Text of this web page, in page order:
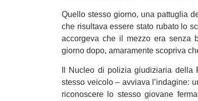
Quello stesso giorno, una pattuglia
che risultava essere stato rubato lo
accorgeva che il mezzo era senza
giorno dopo, amaramente scopriva
Il Nucleo di polizia giudiziaria
stesso veicolo – avviava l’indagine:
riconoscere lo stesso giovane